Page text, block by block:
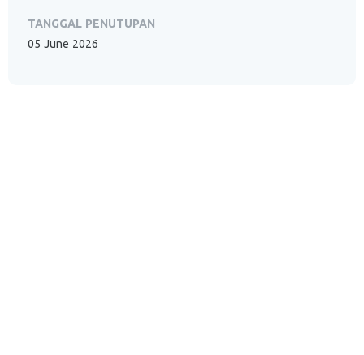
TANGGAL PENUTUPAN
05 June 2026